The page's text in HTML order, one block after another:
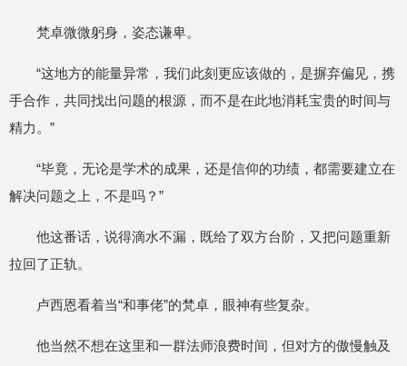
梵卓微微躬身，姿态谦卑。
“这地方的能量异常，我们此刻更应该做的，是摒弃偏见，携
手合作，共同找出问题的根源，而不是在此地消耗宝贵的时间与
精力。”
“毕竟，无论是学术的成果，还是信仰的功绩，都需要建立在
解决问题之上，不是吗？”
他这番话，说得滴水不漏，既给了双方台阶，又把问题重新
拉回了正轨。
卢西恩看着当“和事佬”的梵卓，眼神有些复杂。
他当然不想在这里和一群法师浪费时间，但对方的傲慢触及